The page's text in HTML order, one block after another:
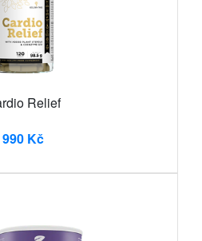
Relief
990 Kč